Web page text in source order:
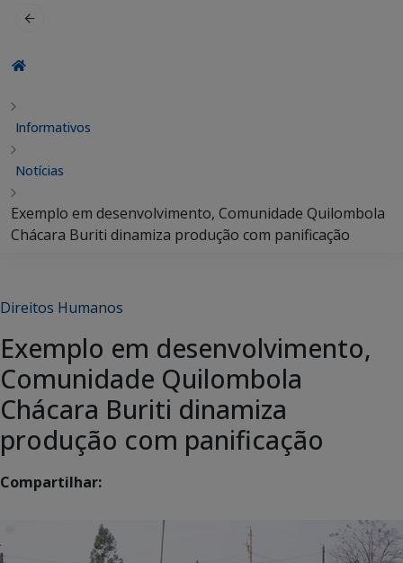
Informativos
Notícias
Exemplo em desenvolvimento, Comunidade Quilombola
Chácara Buriti dinamiza produção com panificação
Direitos Humanos
Exemplo em desenvolvimento,
Comunidade Quilombola
Chácara Buriti dinamiza
produção com panificação
Compartilhar: